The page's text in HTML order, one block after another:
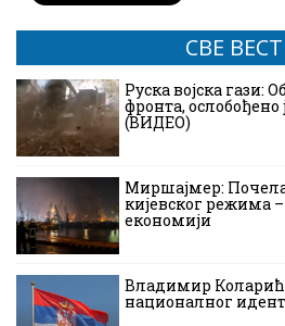
СВЕ
Руска војска гази:
фронта, ослобођено
(ВИДЕО)
Миршајмер: Почела
кијевског режима
економији
Владимир
националног